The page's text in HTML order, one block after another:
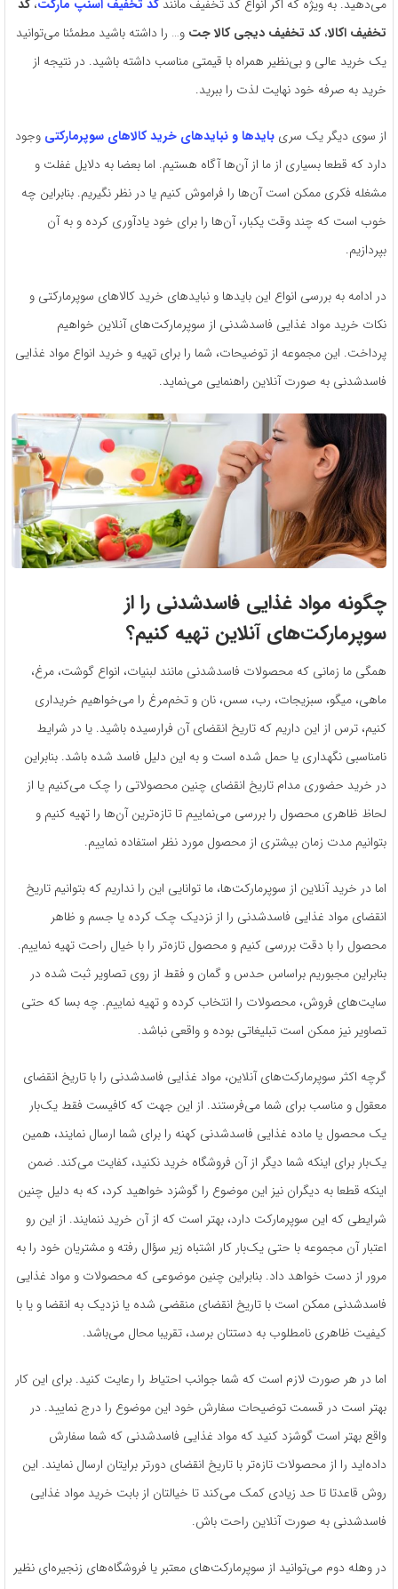
می‌دهید. به ویژه که اگر انواع کد تخفیف مانندکد تخفیف اسنپ مارکت،کد
تخفیف اکالا،کد تخفیف دیجی کالا جت و… را داشته باشید مطمئنا می‌توانید
یک خرید عالی و بی‌نظیر همراه با قیمتی مناسب داشته باشید. در نتیجه از
خرید به صرفه خود نهایت لذت را ببرید.
از سوی دیگر یک سری بایدها و نبایدهای خرید کالاهای سوپرمارکتی وجود
دارد که قطعا بسیاری از ما از آن‌ها آگاه هستیم. اما بعضا به دلایل غفلت و
مشغله فکری ممکن است آن‌ها را فراموش کنیم یا در نظر نگیریم. بنابراین چه
خوب است که چند وقت یکبار، آن‌ها را برای خود یادآوری کرده و به آن
بپردازیم.
در ادامه به بررسی انواع این بایدها و نبایدهای خرید کالاهای سوپرمارکتی و
نکات خرید مواد غذایی فاسدشدنی از سوپرمارکت‌های آنلاین خواهیم
پرداخت. این مجموعه از توضیحات، شما را برای تهیه و خرید انواع مواد غذایی
فاسدشدنی به صورت آنلاین راهنمایی می‌نماید.
چگونه مواد غذایی فاسدشدنی را از
سوپرمارکت‌های آنلاین تهیه کنیم؟
همگی ما زمانی که محصولات فاسدشدنی مانند لبنیات، انواع گوشت، مرغ،
ماهی، میگو، سبزیجات، رب، سس، نان و تخم‌مرغ را می‌خواهیم خریداری
کنیم، ترس از این داریم که تاریخ انقضای آن فرارسیده باشید. یا در شرایط
نامناسبی نگهداری یا حمل شده است و به این دلیل فاسد شده باشد. بنابراین
در خرید حضوری مدام تاریخ انقضای چنین محصولاتی را چک می‌کنیم یا از
لحاظ ظاهری محصول را بررسی می‌نماییم تا تازه‌ترین آن‌ها را تهیه کنیم و
بتوانیم مدت زمان بیشتری از محصول مورد نظر استفاده نماییم.
اما در خرید آنلاین از سوپرمارکت‌ها، ما توانایی این را نداریم که بتوانیم تاریخ
انقضای مواد غذایی فاسدشدنی را از نزدیک چک کرده یا جسم و ظاهر
محصول را با دقت بررسی کنیم و محصول تازه‌تر را با خیال راحت تهیه نماییم.
بنابراین مجبوریم براساس حدس و گمان و فقط از روی تصاویر ثبت شده در
سایت‌های فروش، محصولات را انتخاب کرده و تهیه نماییم. چه بسا که حتی
تصاویر نیز ممکن است تبلیغاتی بوده و واقعی نباشد.
گرچه اکثر سوپرمارکت‌های آنلاین، مواد غذایی فاسدشدنی را با تاریخ انقضای
معقول و مناسب برای شما می‌فرستند. از این جهت که کافیست فقط یک‌بار
یک محصول یا ماده غذایی فاسدشدنی کهنه را برای شما ارسال نمایند، همین
یک‌بار برای اینکه شما دیگر از آن فروشگاه خرید نکنید، کفایت می‌کند. ضمن
اینکه قطعا به دیگران نیز این موضوع را گوشزد خواهید کرد، که به دلیل چنین
شرایطی که این سوپرمارکت دارد، بهتر است که از آن خرید ننمایند. از این رو
اعتبار آن مجموعه با حتی یک‌بار کار اشتباه زیر سؤال رفته و مشتریان خود را به
مرور از دست خواهد داد. بنابراین چنین موضوعی که محصولات و‌ مواد غذایی
فاسدشدنی ممکن است با تاریخ انقضای منقضی شده یا نزدیک به انقضا و یا با
کیفیت ظاهری نامطلوب به دستتان برسد، تقریبا محال می‌باشد.
اما در هر صورت لازم است که شما جوانب احتیاط را رعایت کنید. برای این کار
بهتر است در قسمت توضیحات سفارش خود این موضوع را درج نمایید. در
واقع بهتر است گوشزد کنید که مواد غذایی فاسدشدنی که شما سفارش
داده‌اید را از محصولات تازه‌تر با تاریخ انقضای دورتر برایتان ارسال نمایند. این
روش قاعدتا تا حد زیادی کمک می‌کند تا خیالتان از بابت خرید مواد غذایی
فاسدشدنی به صورت آنلاین راحت باش.
در وهله دوم می‌توانید از سوپرمارکت‌های معتبر یا فروشگاه‌های زنجیره‌ای نظیر